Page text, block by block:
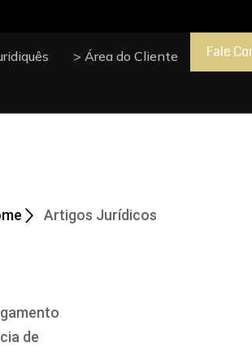
> Área do Cliente Fale
Artigos Jurídicos
de